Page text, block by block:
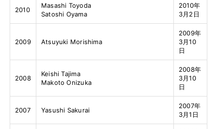
2010
Masashi Toyoda
Satoshi Oyama
2010年
3月2日
2009 Atsuyuki Morishima
2009年
3月10
日
2008
Keishi Tajima
Makoto Onizuka
2008年
3月10
日
2007 Yasushi Sakurai
2007年
3月1日